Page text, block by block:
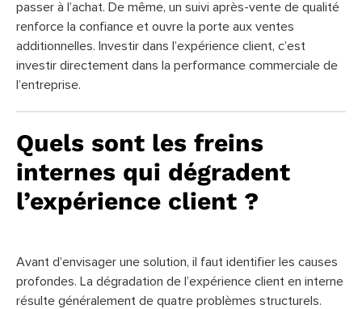
passer à l’achat. De même, un suivi après-vente de qualité
renforce la confiance et ouvre la porte aux ventes
additionnelles. Investir dans l’expérience client, c’est
investir directement dans la performance commerciale de
l’entreprise.
Quels sont les freins
internes qui dégradent
l’expérience client ?
Avant d’envisager une solution, il faut identifier les causes
profondes. La dégradation de l’expérience client en interne
résulte généralement de quatre problèmes structurels.